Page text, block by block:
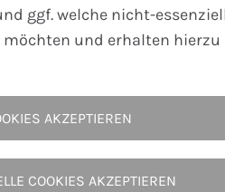
ggf. welche nicht-
möchten und erhalten hierzu
AKZEPTIEREN
COOKIES AKZEPTIEREN